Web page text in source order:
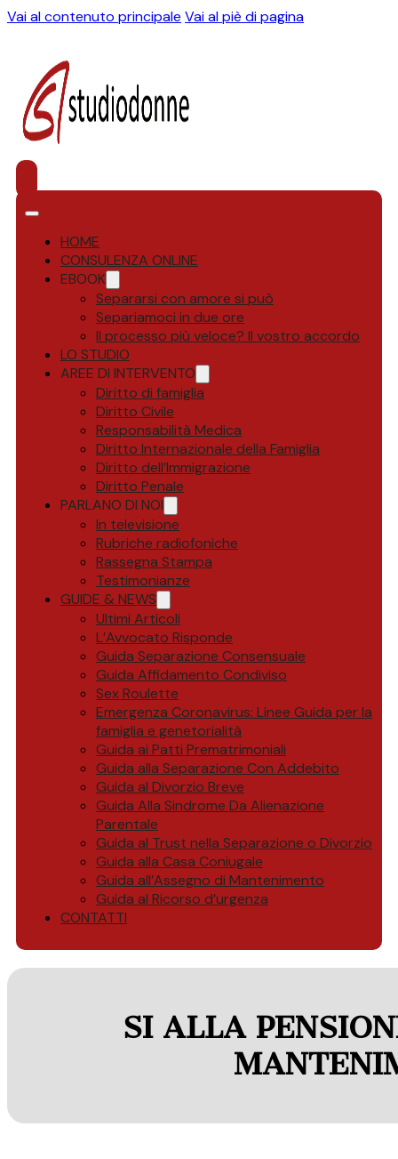
Vai al contenuto principale Vai al piè di pagina
HOME
CONSULENZA ONLINE
EBOOK
Separarsi con amore si può
Separiamoci in due ore
Il processo più veloce? Il vostro accordo
LO STUDIO
AREE DI INTERVENTO
Diritto di famiglia
Diritto Civile
Responsabilità Medica
Diritto Internazionale della Famiglia
Diritto dell’Immigrazione
Diritto Penale
PARLANO DI NOI
In televisione
Rubriche radiofoniche
Rassegna Stampa
Testimonianze
GUIDE & NEWS
Ultimi Articoli
L’Avvocato Risponde
Guida Separazione Consensuale
Guida Affidamento Condiviso
Sex Roulette
Emergenza Coronavirus: Linee Guida per la
famiglia e genetorialità
Guida ai Patti Prematrimoniali
Guida alla Separazione Con Addebito
Guida al Divorzio Breve
Guida Alla Sindrome Da Alienazione
Parentale
Guida al Trust nella Separazione o Divorzio
Guida alla Casa Coniugale
Guida all’Assegno di Mantenimento
Guida al Ricorso d’urgenza
CONTATTI
SI ALLA